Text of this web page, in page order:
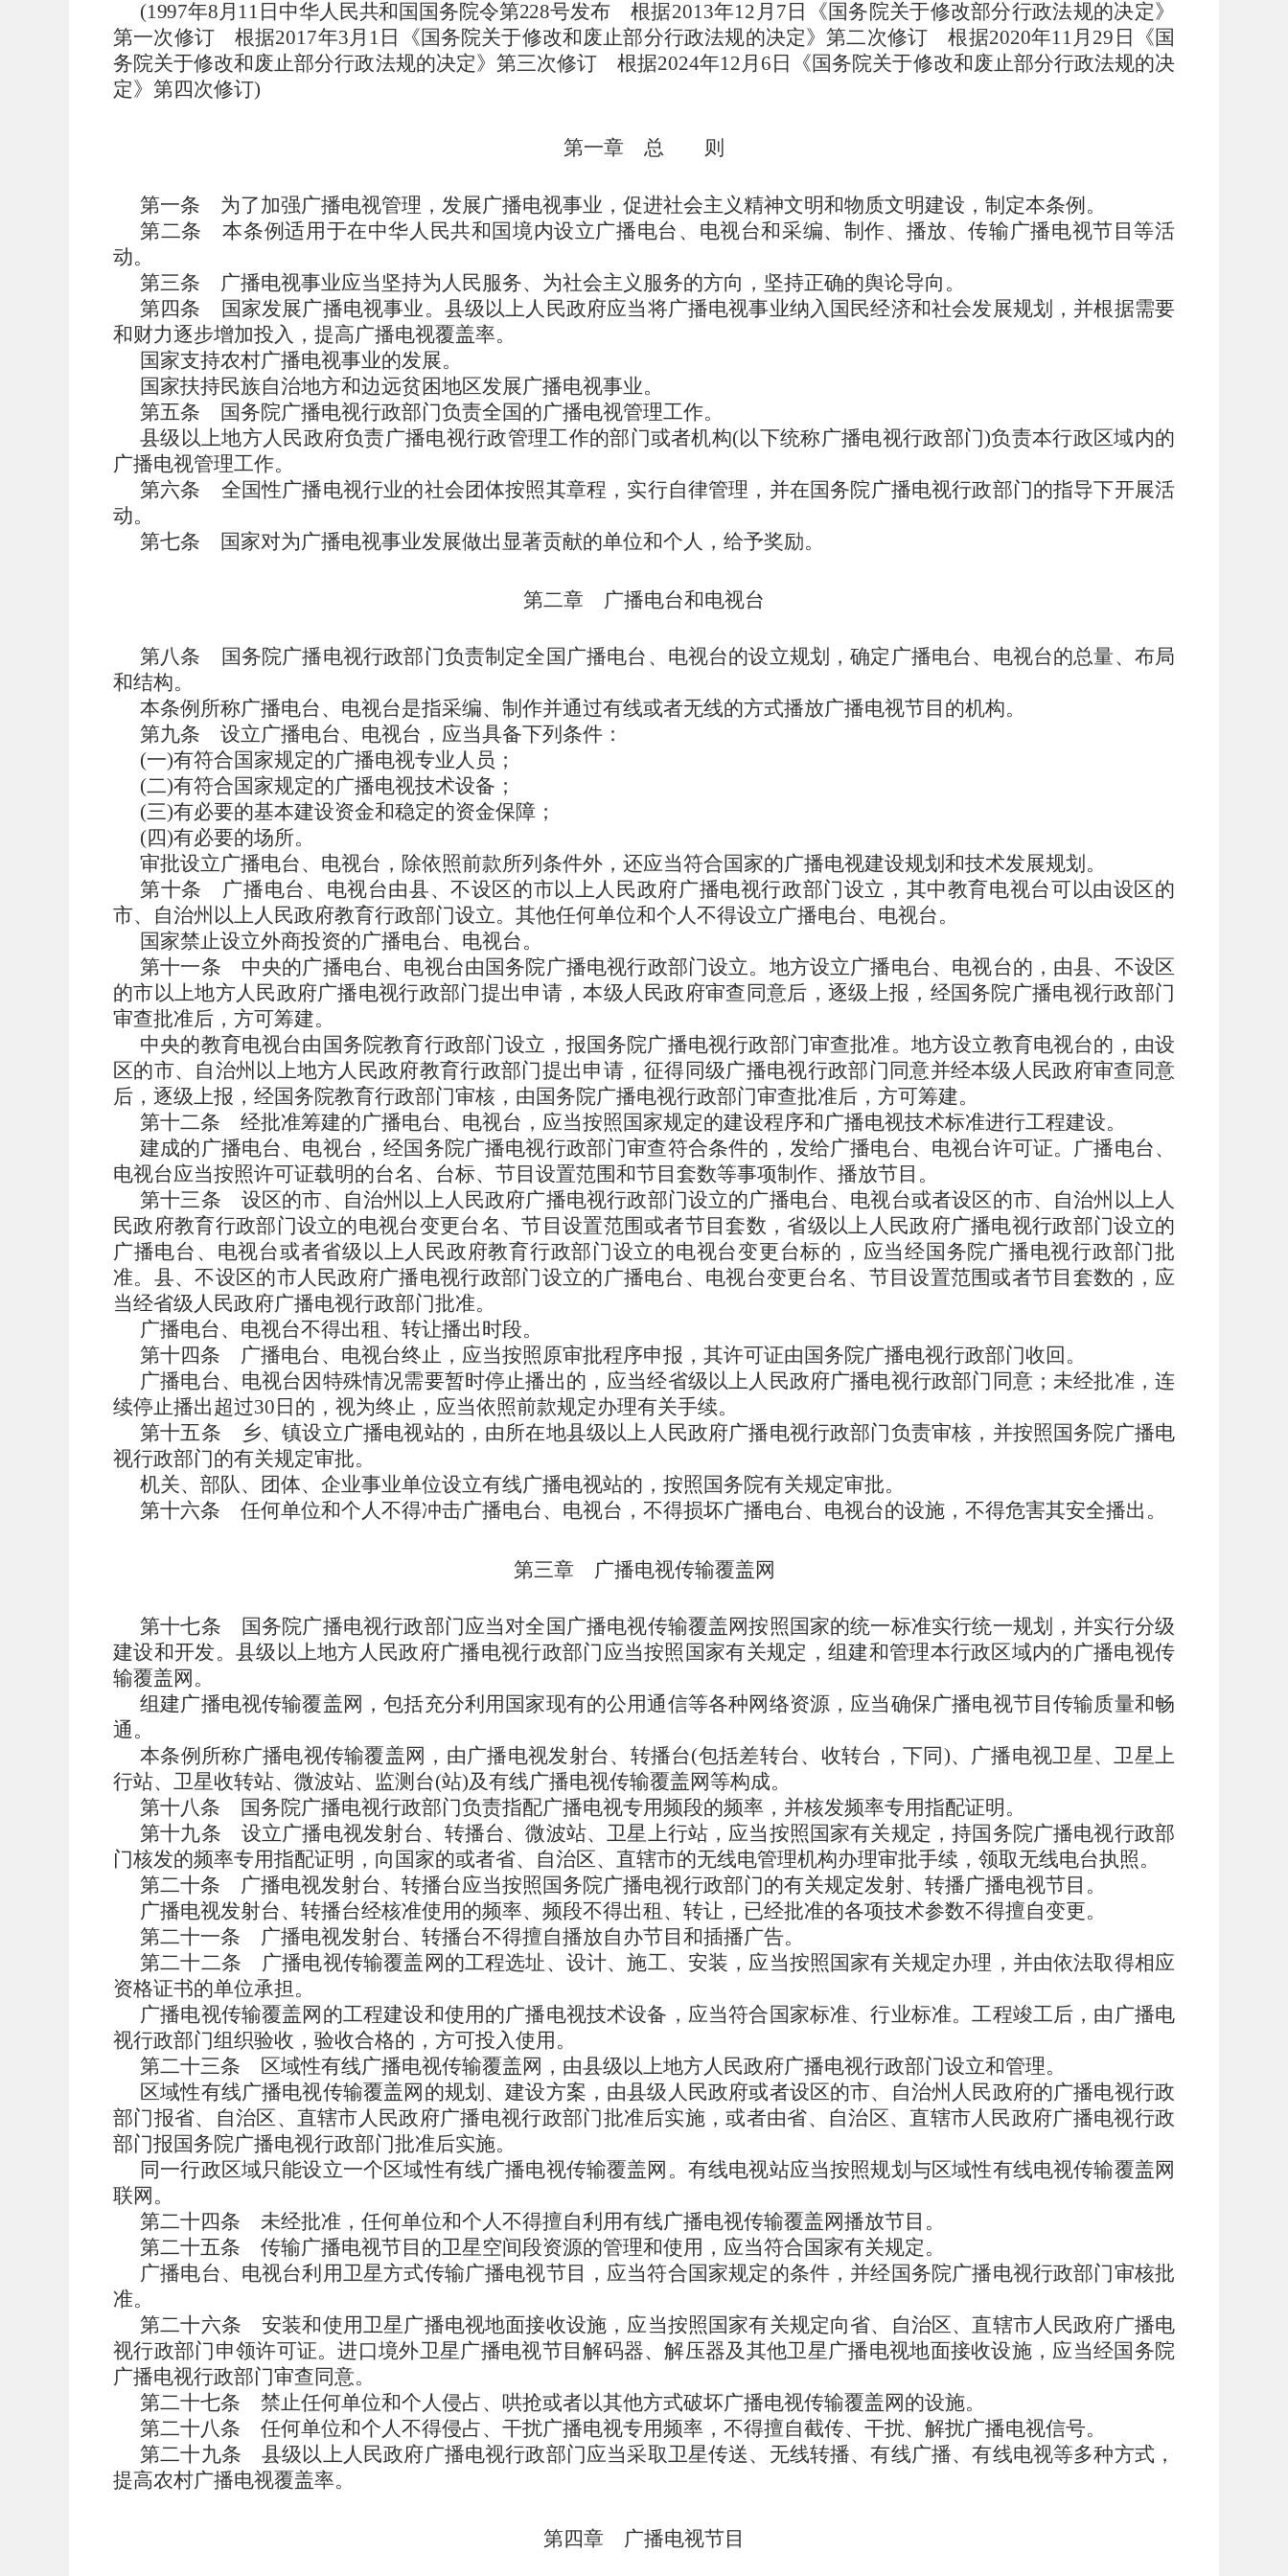
(1997年8月11日中华人民共和国国务院令第228号发布 根据2013年12月7日《国务院关于修改部分行政法规的决定》
第一次修订 根据2017年3月1日《国务院关于修改和废止部分行政法规的决定》第二次修订 根据2020年11月29日《国
务院关于修改和废止部分行政法规的决定》第三次修订 根据2024年12月6日《国务院关于修改和废止部分行政法规的决
定》第四次修订)
第一章 总 则
第一条 为了加强广播电视管理，发展广播电视事业，促进社会主义精神文明和物质文明建设，制定本条例。
第二条本条例适用于在中华人民共和国境内设立广播电台、电视台和采编、制作、播放、传输广播电视节目等活
动。
第三条 广播电视事业应当坚持为人民服务、为社会主义服务的方向，坚持正确的舆论导向。
第四条
国家发展广播电视事业。县级以上人民政府应当将广播电视事业纳入国民经济和社会发展规划，并根据需要
和财力逐步增加投入，提高广播电视覆盖率。
国家支持农村广播电视事业的发展。
国家扶持民族自治地方和边远贫困地区发展广播电视事业。
第五条
国务院广播电视行政部门负责全国的广播电视管理工作。
县级以上地方人民政府负责广播电视行政管理工作的部门或者机构(以下统称广播电视行政部门)负责本行政区域内的
广播电视管理工作。
第六条 全国性广播电视行业的社会团体按照其章程，实行自律管理，并在国务院广播电视行政部门的指导下开展活
动。
第七条
国家对为广播电视事业发展做出显著贡献的单位和个人，给予奖励。
第二章 广播电台和电视台
第八条
国务院广播电视行政部门负责制定全国广播电台、电视台的设立规划，确定广播电台、电视台的总量、布局
和结构。
本条例所称广播电台、电视台是指采编、制作并通过有线或者无线的方式播放广播电视节目的机构。
第九条 设立广播电台、电视台，应当具备下列条件：
(一)有符合国家规定的广播电视专业人员；
(二)有符合国家规定的广播电视技术设备；
(三)有必要的基本建设资金和稳定的资金保障；
(四)有必要的场所。
审批设立广播电台、电视台，除依照前款所列条件外，还应当符合国家的广播电视建设规划和技术发展规划。
第十条 广播电台、电视台由县、不设区的市以上人民政府广播电视行政部门设立，其中教育电视台可以由设区的
市、自治州以上人民政府教育行政部门设立。其他任何单位和个人不得设立广播电台、电视台。
国家禁止设立外商投资的广播电台、电视台。
第十一条 中央的广播电台、电视台由国务院广播电视行政部门设立。地方设立广播电台、电视台的，由县、不设区
的市以上地方人民政府广播电视行政部门提出申请，本级人民政府审查同意后，逐级上报，经国务院广播电视行政部门
审查批准后，方可筹建。
中央的教育电视台由国务院教育行政部门设立，报国务院广播电视行政部门审查批准。地方设立教育电视台的，由设
区的市、自治州以上地方人民政府教育行政部门提出申请，征得同级广播电视行政部门同意并经本级人民政府审查同意
后，逐级上报，经国务院教育行政部门审核，由国务院广播电视行政部门审查批准后，方可筹建。
第十二条 经批准筹建的广播电台、电视台，应当按照国家规定的建设程序和广播电视技术标准进行工程建设。
建成的广播电台、电视台，经国务院广播电视行政部门审查符合条件的，发给广播电台、电视台许可证。广播电台、
电视台应当按照许可证载明的台名、台标、节目设置范围和节目套数等事项制作、播放节目。
第十三条 设区的市、自治州以上人民政府广播电视行政部门设立的广播电台、电视台或者设区的市、自治州以上人
民政府教育行政部门设立的电视台变更台名、节目设置范围或者节目套数，省级以上人民政府广播电视行政部门设立的
广播电台、电视台或者省级以上人民政府教育行政部门设立的电视台变更台标的，应当经国务院广播电视行政部门批
准。县、不设区的市人民政府广播电视行政部门设立的广播电台、电视台变更台名、节目设置范围或者节目套数的，应
当经省级人民政府广播电视行政部门批准。
广播电台、电视台不得出租、转让播出时段。
第十四条 广播电台、电视台终止，应当按照原审批程序申报，其许可证由国务院广播电视行政部门收回。
广播电台、电视台因特殊情况需要暂时停止播出的，应当经省级以上人民政府广播电视行政部门同意；未经批准，连
续停止播出超过30日的，视为终止，应当依照前款规定办理有关手续。
第十五条
乡、镇设立广播电视站的，由所在地县级以上人民政府广播电视行政部门负责审核，并按照国务院广播电
视行政部门的有关规定审批。
机关、部队、团体、企业事业单位设立有线广播电视站的，按照国务院有关规定审批。
第十六条 任何单位和个人不得冲击广播电台、电视台，不得损坏广播电台、电视台的设施，不得危害其安全播出。
第三章 广播电视传输覆盖网
第十七条
国务院广播电视行政部门应当对全国广播电视传输覆盖网按照国家的统一标准实行统一规划，并实行分级
建设和开发。县级以上地方人民政府广播电视行政部门应当按照国家有关规定，组建和管理本行政区域内的广播电视传
输覆盖网。
组建广播电视传输覆盖网，包括充分利用国家现有的公用通信等各种网络资源，应当确保广播电视节目传输质量和畅
通。
本条例所称广播电视传输覆盖网，由广播电视发射台、转播台(包括差转台、收转台，下同)、广播电视卫星、卫星上
行站、卫星收转站、微波站、监测台(站)及有线广播电视传输覆盖网等构成。
第十八条
国务院广播电视行政部门负责指配广播电视专用频段的频率，并核发频率专用指配证明。
第十九条 设立广播电视发射台、转播台、微波站、卫星上行站，应当按照国家有关规定，持国务院广播电视行政部
门核发的频率专用指配证明，向国家的或者省、自治区、直辖市的无线电管理机构办理审批手续，领取无线电台执照。
第二十条 广播电视发射台、转播台应当按照国务院广播电视行政部门的有关规定发射、转播广播电视节目。
广播电视发射台、转播台经核准使用的频率、频段不得出租、转让，已经批准的各项技术参数不得擅自变更。
第二十一条 广播电视发射台、转播台不得擅自播放自办节目和插播广告。
第二十二条 广播电视传输覆盖网的工程选址、设计、施工、安装，应当按照国家有关规定办理，并由依法取得相应
资格证书的单位承担。
广播电视传输覆盖网的工程建设和使用的广播电视技术设备，应当符合国家标准、行业标准。工程竣工后，由广播电
视行政部门组织验收，验收合格的，方可投入使用。
第二十三条
区域性有线广播电视传输覆盖网，由县级以上地方人民政府广播电视行政部门设立和管理。
区域性有线广播电视传输覆盖网的规划、建设方案，由县级人民政府或者设区的市、自治州人民政府的广播电视行政
部门报省、自治区、直辖市人民政府广播电视行政部门批准后实施，或者由省、自治区、直辖市人民政府广播电视行政
部门报国务院广播电视行政部门批准后实施。
同一行政区域只能设立一个区域性有线广播电视传输覆盖网。有线电视站应当按照规划与区域性有线电视传输覆盖网
联网。
第二十四条 未经批准，任何单位和个人不得擅自利用有线广播电视传输覆盖网播放节目。
第二十五条 传输广播电视节目的卫星空间段资源的管理和使用，应当符合国家有关规定。
广播电台、电视台利用卫星方式传输广播电视节目，应当符合国家规定的条件，并经国务院广播电视行政部门审核批
准。
第二十六条安装和使用卫星广播电视地面接收设施，应当按照国家有关规定向省、自治区、直辖市人民政府广播电
视行政部门申领许可证。进口境外卫星广播电视节目解码器、解压器及其他卫星广播电视地面接收设施，应当经国务院
广播电视行政部门审查同意。
第二十七条 禁止任何单位和个人侵占、哄抢或者以其他方式破坏广播电视传输覆盖网的设施。
第二十八条 任何单位和个人不得侵占、干扰广播电视专用频率，不得擅自截传、干扰、解扰广播电视信号。
第二十九条县级以上人民政府广播电视行政部门应当采取卫星传送、无线转播、有线广播、有线电视等多种方式，
提高农村广播电视覆盖率。
第四章 广播电视节目